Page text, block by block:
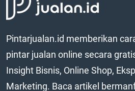
Pintarjualan.id memberikan
pintar jualan online secara
Insight Bisnis, Online Shop,
Marketing. Baca artikel